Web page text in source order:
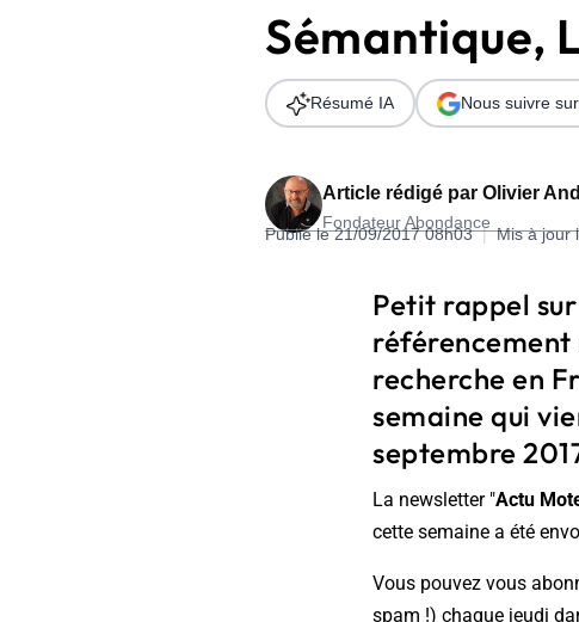
Télécharger l'Ebook
Formation SEO & GEO - Edition
Sémantique,
Article rédigé par Olivier
Fondateur Abondance
Publié le 21/09/2017 08h03 | Mis à jour
Résumé IA Nous suivre
Petit rappel
référencement
recherche en
semaine qui
septembre
La newsletter "Actu
cette semaine a été
Vous pouvez vous
spam !) chaque jeudi